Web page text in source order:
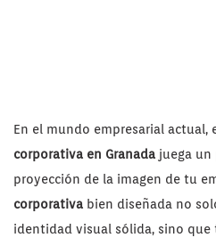
En el mundo empresarial actual,
corporativa en Granada juega un
proyección de la imagen de tu
corporativa bien diseñada no
identidad visual sólida, sino que